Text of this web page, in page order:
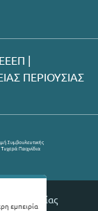
εμπειρία
|
ΠΕΡΙΟΥΣΙΑΣ
εργασίας